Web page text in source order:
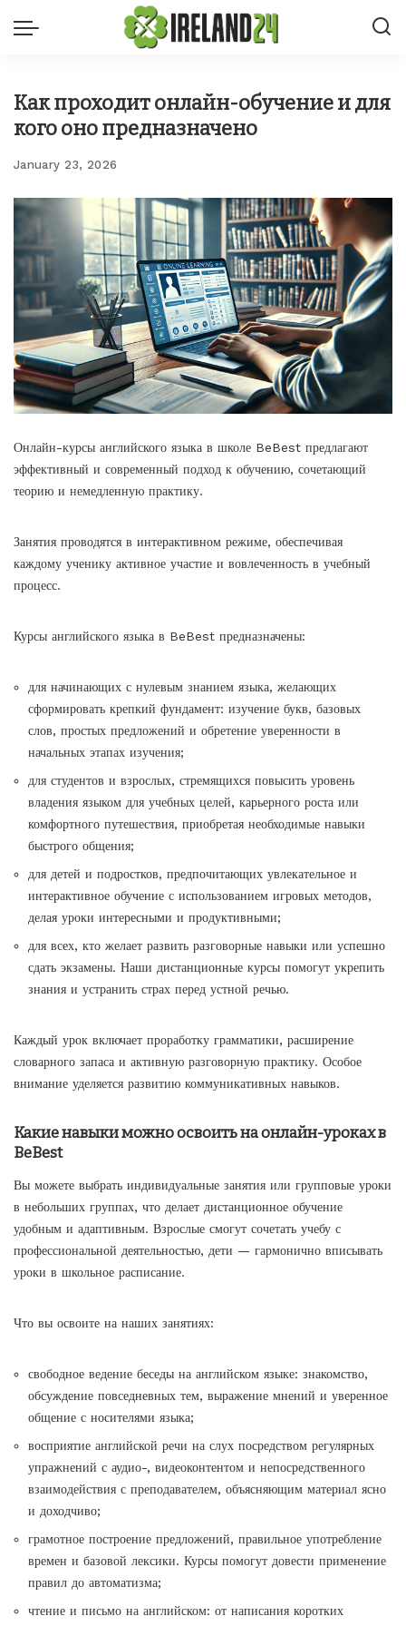
Как проходит онлайн-обучение и для
кого оно предназначено
January 23, 2026
Онлайн-курсы английского языка в школе BeBest предлагают
эффективный и современный подход к обучению, сочетающий
теорию и немедленную практику.
Занятия проводятся в интерактивном режиме, обеспечивая
каждому ученику активное участие и вовлеченность в учебный
процесс.
Курсы английского языка в BeBest предназначены:
для начинающих с нулевым знанием языка, желающих
сформировать крепкий фундамент: изучение букв, базовых
слов, простых предложений и обретение уверенности в
начальных этапах изучения;
для студентов и взрослых, стремящихся повысить уровень
владения языком для учебных целей, карьерного роста или
комфортного путешествия, приобретая необходимые навыки
быстрого общения;
для детей и подростков, предпочитающих увлекательное и
интерактивное обучение с использованием игровых методов,
делая уроки интересными и продуктивными;
для всех, кто желает развить разговорные навыки или успешно
сдать экзамены. Наши дистанционные курсы помогут укрепить
знания и устранить страх перед устной речью.
Каждый урок включает проработку грамматики, расширение
словарного запаса и активную разговорную практику. Особое
внимание уделяется развитию коммуникативных навыков.
Какие навыки можно освоить на онлайн-уроках в
BeBest
Вы можете выбрать индивидуальные занятия или групповые уроки
в небольших группах, что делает дистанционное обучение
удобным и адаптивным. Взрослые смогут сочетать учебу с
профессиональной деятельностью, дети — гармонично вписывать
уроки в школьное расписание.
Что вы освоите на наших занятиях:
свободное ведение беседы на английском языке: знакомство,
обсуждение повседневных тем, выражение мнений и уверенное
общение с носителями языка;
восприятие английской речи на слух посредством регулярных
упражнений с аудио-, видеоконтентом и непосредственного
взаимодействия с преподавателем, объясняющим материал ясно
и доходчиво;
грамотное построение предложений, правильное употребление
времен и базовой лексики. Курсы помогут довести применение
правил до автоматизма;
чтение и письмо на английском: от написания коротких